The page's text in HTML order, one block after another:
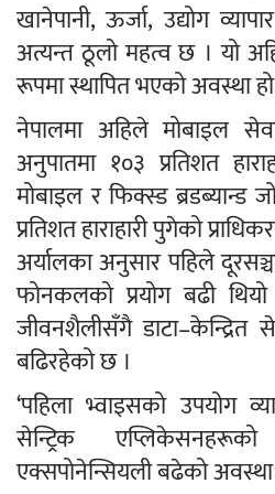
खानेपानी, ऊर्जा, उद्योग
अत्यन्त ठूलो महत्व छ । यो
रूपमा स्थापित भएको अवस्था
नेपालमा अहिले मोबाइल
अनुपातमा १०३ प्रतिशत
मोबाइल र फिक्स्ड ब्रडब्यान्ड
प्रतिशत हाराहारी पुगेको
अर्यालका अनुसार पहिले
फोनकलको प्रयोग बढी
जीवनशैलीसँगै डाटा–केन्द्रित
बढिरहेको छ ।
‘पहिला भ्वाइसको उपयोग
सेन्ट्रिक
एक्सपोनेन्सियली बढेको